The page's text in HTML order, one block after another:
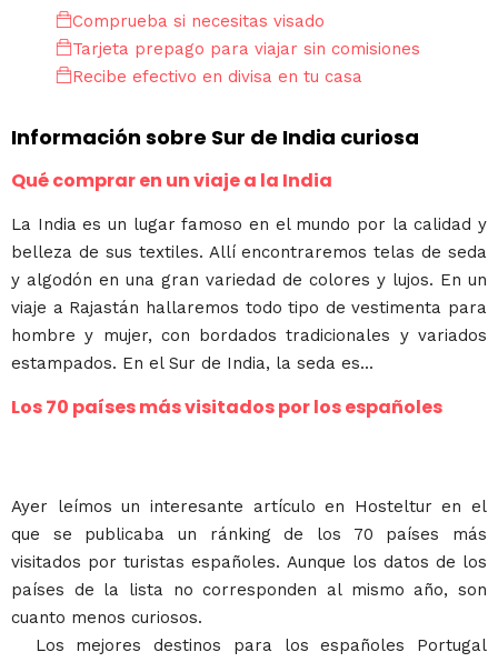
Comprueba si necesitas visado
Tarjeta prepago para viajar sin comisiones
Recibe efectivo en divisa en tu casa
Información sobre Sur de India curiosa
Qué comprar en un viaje a la India
La India es un lugar famoso en el mundo por la calidad y
belleza de sus textiles. Allí encontraremos telas de seda
y algodón en una gran variedad de colores y lujos. En un
viaje a Rajastán hallaremos todo tipo de vestimenta para
hombre y mujer, con bordados tradicionales y variados
estampados. En el Sur de India, la seda es...
Los 70 países más visitados por los españoles
Ayer leímos un interesante artículo en Hosteltur en el
que se publicaba un ránking de los 70 países más
visitados por turistas españoles. Aunque los datos de los
países de la lista no corresponden al mismo año, son
cuanto menos curiosos.
Los mejores destinos para los españoles Portugal